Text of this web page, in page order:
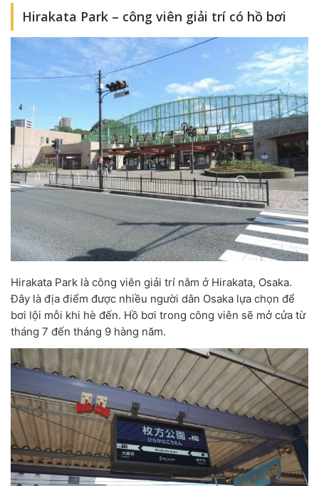
Hirakata Park – công viên giải trí có hồ bơi
Hirakata Park là công viên giải trí nằm ở Hirakata, Osaka.
Đây là địa điểm được nhiều người dân Osaka lựa chọn để
bơi lội mỗi khi hè đến. Hồ bơi trong công viên sẽ mở cửa từ
tháng 7 đến tháng 9 hàng năm.